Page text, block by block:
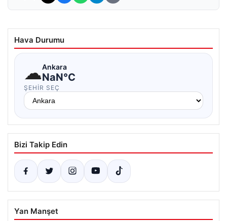
Hava Durumu
☁Ankara
NaN°C
ŞEHIR SEÇ
Bizi Takip Edin
Yan Manşet